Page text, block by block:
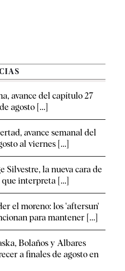
avance del capítulo 27
agosto [...]
avance semanal del
al viernes [...]
Silvestre, la nueva cara de
que interpreta [...]
el moreno: los 'aftersun'
para mantener [...]
Bolaños y Albares
a finales de agosto en